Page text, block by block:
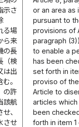
示さ
る場
ら来
の長
（検
は出
。
の許
該航
、
させ
or an area as
pursuant to
provisions of
paragraph
to enable a
has been
set forth in
proviso of
Article to
articles which
been
forth in item 1